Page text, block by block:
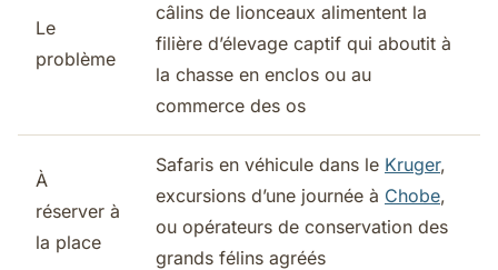
Le
problème
câlins de lionceaux alimentent la
filière d’élevage captif qui aboutit à
la chasse en enclos ou au
commerce des os
À
réserver à
la place
Safaris en véhicule dans le Kruger,
excursions d’une journée à Chobe,
ou opérateurs de conservation des
grands félins agréés